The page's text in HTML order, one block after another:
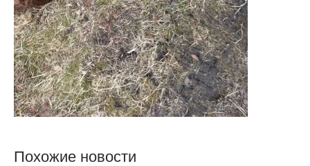
Похожие новости